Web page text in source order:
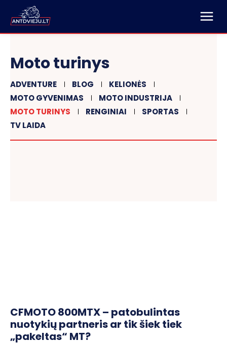
Moto turinys
ADVENTURE BLOG
KELIONĖS
MOTO GYVENIMAS
MOTO INDUSTRIJA
MOTO TURINYS
RENGINIAI
SPORTAS
TV LAIDA
CFMOTO 800MTX – patobulintas
nuotykių partneris ar tik šiek tiek
„pakeltas“ MT?